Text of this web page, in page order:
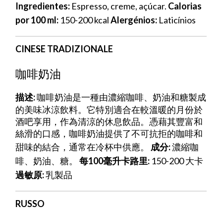
Ingredientes: Espresso, creme, açúcar. Calorias
por 100 ml: 150-200 kcalAlergénios: Laticínios
CINESE TRADIZIONALE
咖啡奶油
描述:咖啡奶油是一種由濃縮咖啡、奶油和糖製成
的美味冰涼飲料。它特別適合在較溫暖的月份於
酒吧享用，作為清涼的休息飲品。憑藉其豐富和
絲滑的口感，咖啡奶油提供了不可抗拒的咖啡和
甜味的結合，通常在冷杯中供應。 成分:濃縮咖
啡、奶油、糖。 每100毫升卡路里: 150-200 大卡
過敏原:乳製品
RUSSO